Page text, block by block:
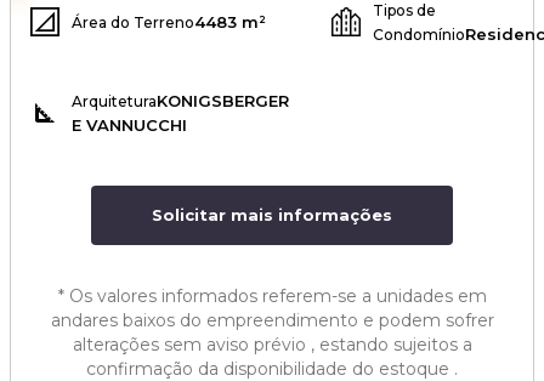
Área do Terreno4483 m²
Tipos de
Condomínio
ArquiteturaKONIGSBERGER
E VANNUCCHI
Solicitar mais informações
* Os valores informados referem-se a unidades em
andares baixos do empreendimento e podem sofrer
alterações sem aviso prévio , estando sujeitos a
confirmação da disponibilidade do estoque .